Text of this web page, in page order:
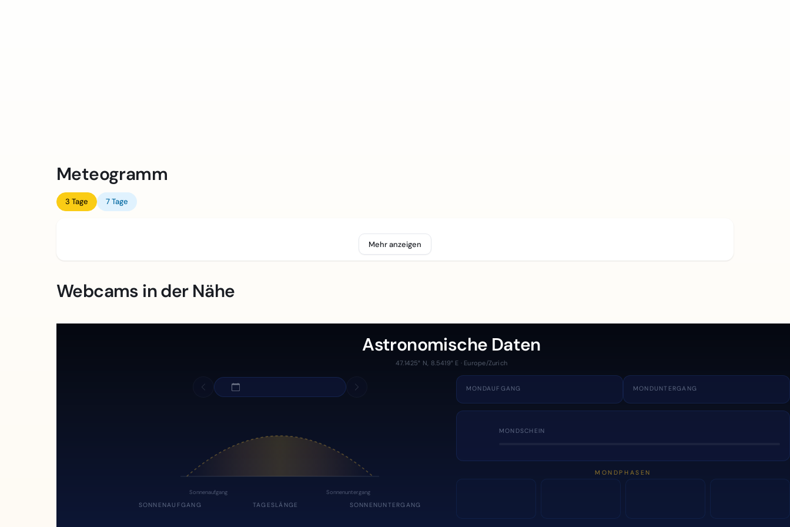
Meteogramm
3 Tage 7 Tage
Mehr anzeigen
Webcams in der Nähe
Astronomische Daten
47.1425° N, 8.5419° E · Europe/Zurich
Sonnenaufgang Sonnenuntergang
SONNENAUFGANG TAGESLÄNGE SONNENUNTERGANG
MONDAUFGANG MONDUNTERGANG
MONDSCHEIN
MONDPHASEN